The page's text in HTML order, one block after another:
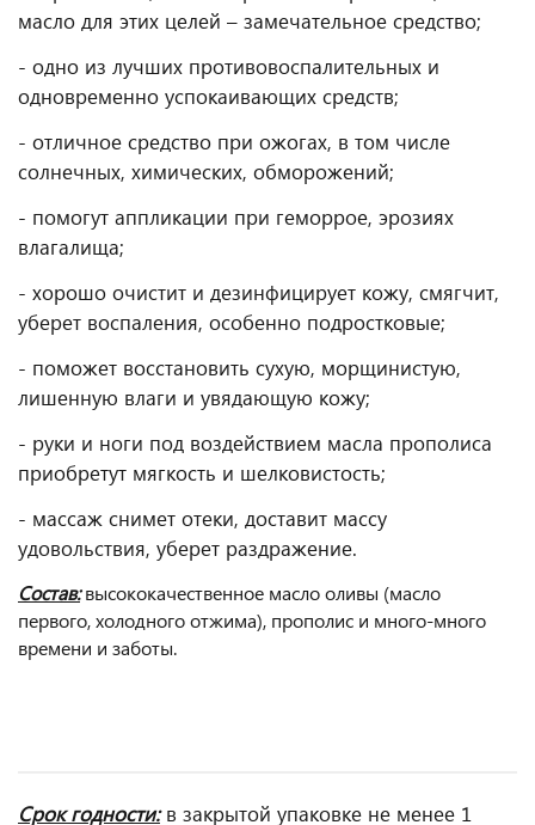
масло для этих целей – замечательное средство;
- одно из лучших противовоспалительных и
одновременно успокаивающих средств;
- отличное средство при ожогах, в том числе
солнечных, химических, обморожений; ⠀
- помогут аппликации при геморрое, эрозиях
влагалища;
- хорошо очистит и дезинфицирует кожу, смягчит,
уберет воспаления, особенно подростковые;
- поможет восстановить сухую, морщинистую,
лишенную влаги и увядающую кожу;
- руки и ноги под воздействием масла прополиса
приобретут мягкость и шелковистость;
- массаж снимет отеки, доставит массу
удовольствия, уберет раздражение.⠀
Состав:высококачественное масло оливы (масло
первого, холодного отжима), прополис и много-много
времени и заботы.
Срок годности:в закрытой упаковке не менее 1